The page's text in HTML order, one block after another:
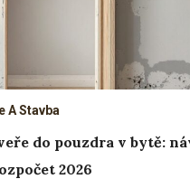
A Stavba
do pouzdra v bytě:
2026